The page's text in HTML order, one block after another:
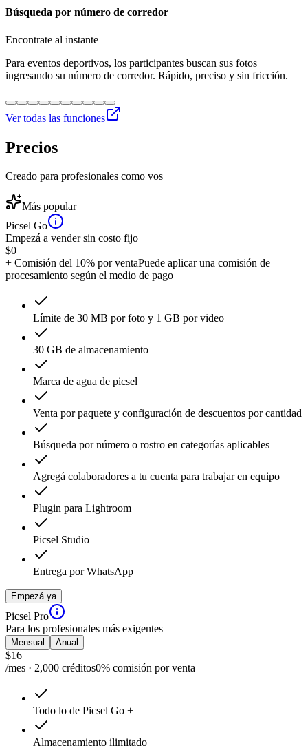
Búsqueda por número de corredor
Encontrate al instante
Para eventos deportivos, los participantes buscan sus fotos
ingresando su número de corredor. Rápido, preciso y sin fricción.
Ver todas las funciones
Precios
Creado para profesionales como vos
Más popular
Picsel Go
Empezá a vender sin costo fijo
$0
+ Comisión del 10% por ventaPuede aplicar una comisión de
procesamiento según el medio de pago
Límite de 30 MB por foto y 1 GB por video
30 GB de almacenamiento
Marca de agua de picsel
Venta por paquete y configuración de descuentos por cantidad
Búsqueda por número o rostro en categorías aplicables
Agregá colaboradores a tu cuenta para trabajar en equipo
Plugin para Lightroom
Picsel Studio
Entrega por WhatsApp
Empezá ya
Picsel Pro
Para los profesionales más exigentes
Mensual Anual
$16
/mes · 2,000 créditos0% comisión por venta
Todo lo de Picsel Go +
Almacenamiento ilimitado